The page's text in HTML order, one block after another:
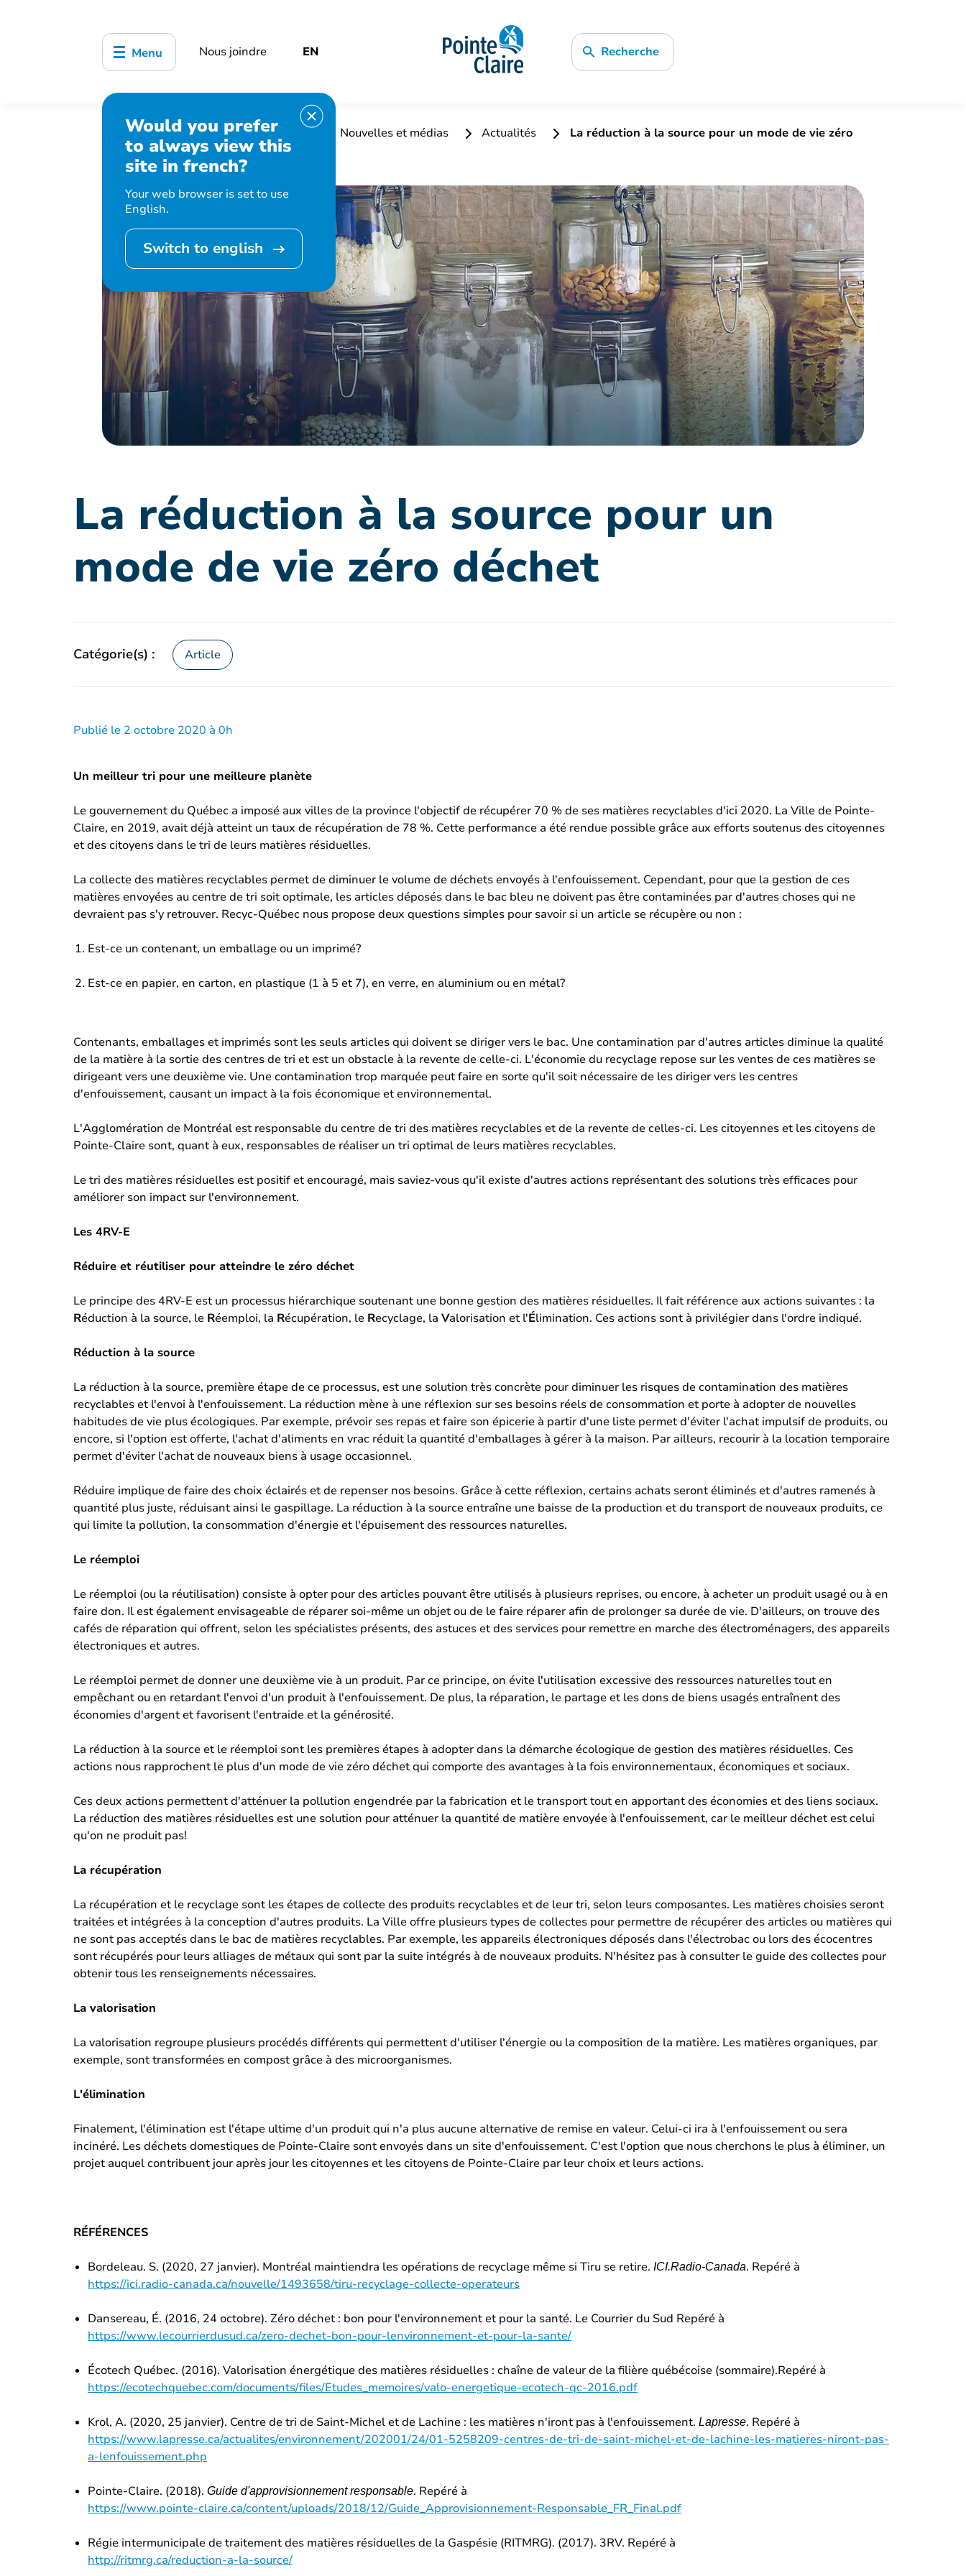
Menu Nous joindre EN Recherche
Would you prefer
to always view this
site in french?
Your web browser is set to use
English.
Switch to english
Accueil Organisation municipale Nouvelles et médias Actualités
La réduction à la source pour un mode de vie zéro
déchet
La réduction à la source pour un
mode de vie zéro déchet
Catégorie(s) : Article
Publié le 2 octobre 2020 à 0h
Un meilleur tri pour une meilleure planète
Le gouvernement du Québec a imposé aux villes de la province l'objectif de récupérer 70 % de ses matières recyclables d'ici 2020. La Ville de Pointe-
Claire, en 2019, avait déjà atteint un taux de récupération de 78 %. Cette performance a été rendue possible grâce aux efforts soutenus des citoyennes
et des citoyens dans le tri de leurs matières résiduelles.
La collecte des matières recyclables permet de diminuer le volume de déchets envoyés à l'enfouissement. Cependant, pour que la gestion de ces
matières envoyées au centre de tri soit optimale, les articles déposés dans le bac bleu ne doivent pas être contaminées par d'autres choses qui ne
devraient pas s'y retrouver. Recyc-Québec nous propose deux questions simples pour savoir si un article se récupère ou non :
Est-ce un contenant, un emballage ou un imprimé?
Est-ce en papier, en carton, en plastique (1 à 5 et 7), en verre, en aluminium ou en métal?
Contenants, emballages et imprimés sont les seuls articles qui doivent se diriger vers le bac. Une contamination par d'autres articles diminue la qualité
de la matière à la sortie des centres de tri et est un obstacle à la revente de celle-ci. L'économie du recyclage repose sur les ventes de ces matières se
dirigeant vers une deuxième vie. Une contamination trop marquée peut faire en sorte qu'il soit nécessaire de les diriger vers les centres
d'enfouissement, causant un impact à la fois économique et environnemental.
L'Agglomération de Montréal est responsable du centre de tri des matières recyclables et de la revente de celles-ci. Les citoyennes et les citoyens de
Pointe-Claire sont, quant à eux, responsables de réaliser un tri optimal de leurs matières recyclables.
Le tri des matières résiduelles est positif et encouragé, mais saviez-vous qu'il existe d'autres actions représentant des solutions très efficaces pour
améliorer son impact sur l'environnement.
Les 4RV-E
Réduire et réutiliser pour atteindre le zéro déchet
Le principe des 4RV-E est un processus hiérarchique soutenant une bonne gestion des matières résiduelles. Il fait référence aux actions suivantes : la
Réduction à la source, le Réemploi, la Récupération, le Recyclage, la Valorisation et l'Élimination. Ces actions sont à privilégier dans l'ordre indiqué.
Réduction à la source
La réduction à la source, première étape de ce processus, est une solution très concrète pour diminuer les risques de contamination des matières
recyclables et l'envoi à l'enfouissement. La réduction mène à une réflexion sur ses besoins réels de consommation et porte à adopter de nouvelles
habitudes de vie plus écologiques. Par exemple, prévoir ses repas et faire son épicerie à partir d'une liste permet d'éviter l'achat impulsif de produits, ou
encore, si l'option est offerte, l'achat d'aliments en vrac réduit la quantité d'emballages à gérer à la maison. Par ailleurs, recourir à la location temporaire
permet d'éviter l'achat de nouveaux biens à usage occasionnel.
Réduire implique de faire des choix éclairés et de repenser nos besoins. Grâce à cette réflexion, certains achats seront éliminés et d'autres ramenés à
quantité plus juste, réduisant ainsi le gaspillage. La réduction à la source entraîne une baisse de la production et du transport de nouveaux produits, ce
qui limite la pollution, la consommation d'énergie et l'épuisement des ressources naturelles.
Le réemploi
Le réemploi (ou la réutilisation) consiste à opter pour des articles pouvant être utilisés à plusieurs reprises, ou encore, à acheter un produit usagé ou à en
faire don. Il est également envisageable de réparer soi-même un objet ou de le faire réparer afin de prolonger sa durée de vie. D'ailleurs, on trouve des
cafés de réparation qui offrent, selon les spécialistes présents, des astuces et des services pour remettre en marche des électroménagers, des appareils
électroniques et autres.
Le réemploi permet de donner une deuxième vie à un produit. Par ce principe, on évite l'utilisation excessive des ressources naturelles tout en
empêchant ou en retardant l'envoi d'un produit à l'enfouissement. De plus, la réparation, le partage et les dons de biens usagés entraînent des
économies d'argent et favorisent l'entraide et la générosité.
La réduction à la source et le réemploi sont les premières étapes à adopter dans la démarche écologique de gestion des matières résiduelles. Ces
actions nous rapprochent le plus d'un mode de vie zéro déchet qui comporte des avantages à la fois environnementaux, économiques et sociaux.
Ces deux actions permettent d'atténuer la pollution engendrée par la fabrication et le transport tout en apportant des économies et des liens sociaux.
La réduction des matières résiduelles est une solution pour atténuer la quantité de matière envoyée à l'enfouissement, car le meilleur déchet est celui
qu'on ne produit pas!
La récupération
La récupération et le recyclage sont les étapes de collecte des produits recyclables et de leur tri, selon leurs composantes. Les matières choisies seront
traitées et intégrées à la conception d'autres produits. La Ville offre plusieurs types de collectes pour permettre de récupérer des articles ou matières qui
ne sont pas acceptés dans le bac de matières recyclables. Par exemple, les appareils électroniques déposés dans l'électrobac ou lors des écocentres
sont récupérés pour leurs alliages de métaux qui sont par la suite intégrés à de nouveaux produits. N'hésitez pas à consulter le guide des collectes pour
obtenir tous les renseignements nécessaires.
La valorisation
La valorisation regroupe plusieurs procédés différents qui permettent d'utiliser l'énergie ou la composition de la matière. Les matières organiques, par
exemple, sont transformées en compost grâce à des microorganismes.
L'élimination
Finalement, l'élimination est l'étape ultime d'un produit qui n'a plus aucune alternative de remise en valeur. Celui-ci ira à l'enfouissement ou sera
incinéré. Les déchets domestiques de Pointe-Claire sont envoyés dans un site d'enfouissement. C'est l'option que nous cherchons le plus à éliminer, un
projet auquel contribuent jour après jour les citoyennes et les citoyens de Pointe-Claire par leur choix et leurs actions.
RÉFÉRENCES
Bordeleau. S. (2020, 27 janvier). Montréal maintiendra les opérations de recyclage même si Tiru se retire. ICI.Radio-Canada. Repéré à
https://ici.radio-canada.ca/nouvelle/1493658/tiru-recyclage-collecte-operateurs
Dansereau, É. (2016, 24 octobre). Zéro déchet : bon pour l'environnement et pour la santé. Le Courrier du Sud Repéré à
https://www.lecourrierdusud.ca/zero-dechet-bon-pour-lenvironnement-et-pour-la-sante/
Écotech Québec. (2016). Valorisation énergétique des matières résiduelles : chaîne de valeur de la filière québécoise (sommaire).Repéré à
https://ecotechquebec.com/documents/files/Etudes_memoires/valo-energetique-ecotech-qc-2016.pdf
Krol, A. (2020, 25 janvier). Centre de tri de Saint-Michel et de Lachine : les matières n'iront pas à l'enfouissement. Lapresse. Repéré à
https://www.lapresse.ca/actualites/environnement/202001/24/01-5258209-centres-de-tri-de-saint-michel-et-de-lachine-les-matieres-niront-pas-
a-lenfouissement.php
Pointe-Claire. (2018). Guide d'approvisionnement responsable. Repéré à
https://www.pointe-claire.ca/content/uploads/2018/12/Guide_Approvisionnement-Responsable_FR_Final.pdf
Régie intermunicipale de traitement des matières résiduelles de la Gaspésie (RITMRG). (2017). 3RV. Repéré à
http://ritmrg.ca/reduction-a-la-source/